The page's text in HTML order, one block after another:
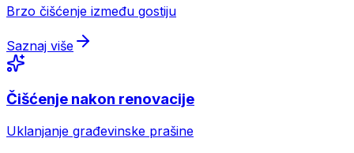
Brzo čišćenje između gostiju
Saznaj više
Čišćenje nakon renovacije
Uklanjanje građevinske prašine